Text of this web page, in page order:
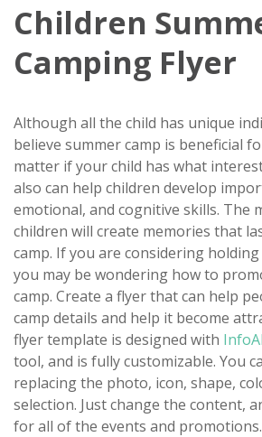
Children
Camping Flyer
Although all the child has unique
believe summer camp is beneficial
matter if your child has what
also can help children develop
emotional, and cognitive skills. The
children will create memories that
camp. If you are considering
you may be wondering how to
camp. Create a flyer that can help
camp details and help it become
flyer template is designed with
tool, and is fully customizable. You
replacing the photo, icon, shape,
selection. Just change the content,
for all of the events and promotions.